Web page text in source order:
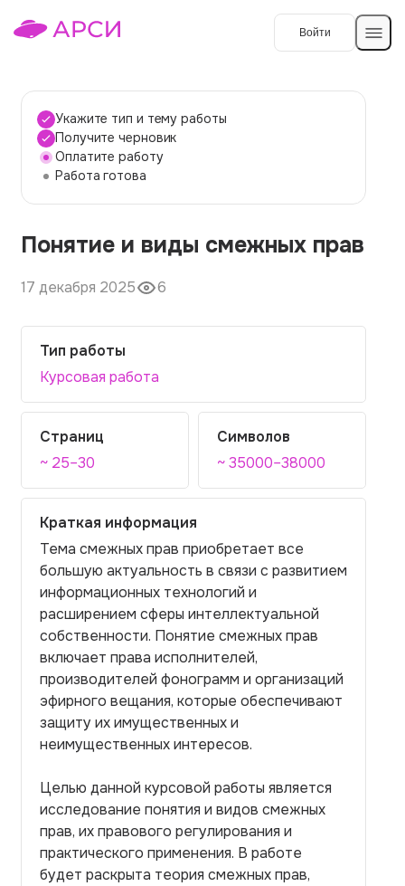
Войти
Темы работ
О сервисе
О компании
Наши гарантии
Вопросы и ответы
Отзывы
Контакты
Укажите тип и тему работы
Получите черновик
Оплатите работу
Работа готова
Понятие и виды смежных прав
17 декабря 2025 6
Тип работы
Курсовая работа
Страниц
~ 25–30
Символов
~ 35000–38000
Краткая информация
Тема смежных прав приобретает все
большую актуальность в связи с развитием
информационных технологий и
расширением сферы интеллектуальной
собственности. Понятие смежных прав
включает права исполнителей,
производителей фонограмм и организаций
эфирного вещания, которые обеспечивают
защиту их имущественных и
неимущественных интересов.
Целью данной курсовой работы является
исследование понятия и видов смежных
прав, их правового регулирования и
практического применения. В работе
будет раскрыта теория смежных прав,